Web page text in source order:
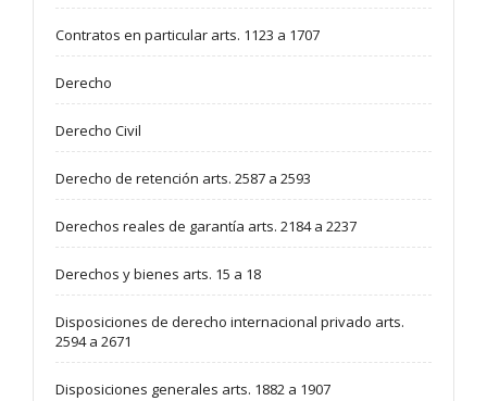
Contratos en particular arts. 1123 a 1707
Derecho
Derecho Civil
Derecho de retención arts. 2587 a 2593
Derechos reales de garantía arts. 2184 a 2237
Derechos y bienes arts. 15 a 18
Disposiciones de derecho internacional privado arts.
2594 a 2671
Disposiciones generales arts. 1882 a 1907